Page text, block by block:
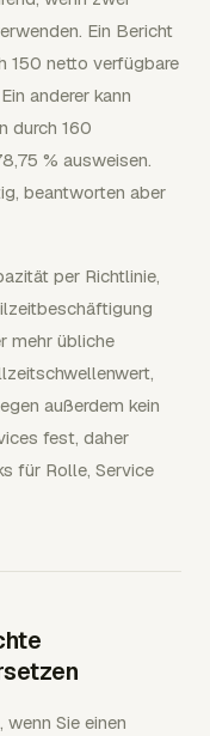
Ein Bericht
150 netto verfügbare
anderer kann
durch 160
% ausweisen.
beantworten aber
per Richtlinie,
mehr übliche
außerdem kein
fest, daher
für Rolle, Service
wenn Sie einen